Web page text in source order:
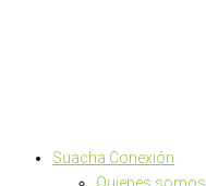
Suacha Conexión